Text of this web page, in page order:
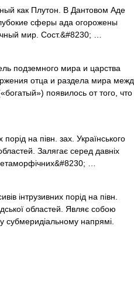
как Плутон. В Дантовом Аде
сферы ада огорожены
мир. Cост.&#8230; …
подземного мира и царства
отца и раздела мира
появилось от того, что
на півн. зах. Українського
Залягає серед давніх
…
інтрузивних порід на півн.
областей. Являє собою
субмеридіальному напрямі.